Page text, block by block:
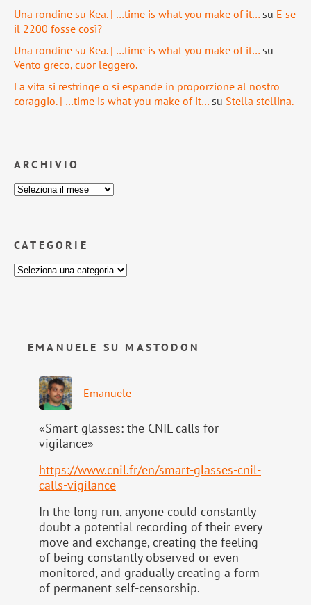
Una rondine su Kea. | …time is what you make of it… su E se
il 2200 fosse così?
Una rondine su Kea. | …time is what you make of it… su
Vento greco, cuor leggero.
La vita si restringe o si espande in proporzione al nostro
coraggio. | …time is what you make of it… su Stella stellina.
ARCHIVIO
CATEGORIE
EMANUELE SU MASTODON
Emanuele
«Smart glasses: the CNIL calls for
vigilance»
https://www.cnil.fr/en/smart-glasses-cnil-
calls-vigilance
In the long run, anyone could constantly
doubt a potential recording of their every
move and exchange, creating the feeling
of being constantly observed or even
monitored, and gradually creating a form
of permanent self-censorship.